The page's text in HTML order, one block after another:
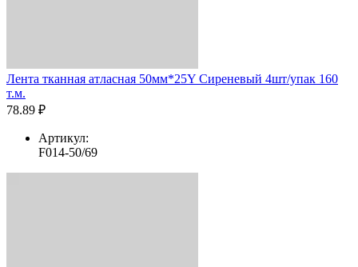
Лента тканная атласная 50мм*25Y Сиреневый 4шт/упак 160
т.м.
78.89 ₽
Артикул:
F014-50/69